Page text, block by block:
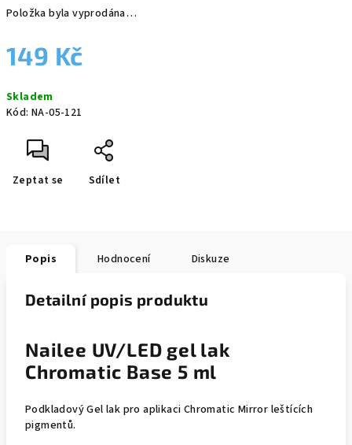
Položka byla vyprodána…
149 Kč
cena:
Skladem
Kód: NA-05-121
Zeptat se Sdílet
Popis Hodnocení Diskuze
Detailní popis produktu
Nailee UV/LED gel lak
Chromatic Base 5 ml
Podkladový Gel lak pro aplikaci Chromatic Mirror leštících
pigmentů.